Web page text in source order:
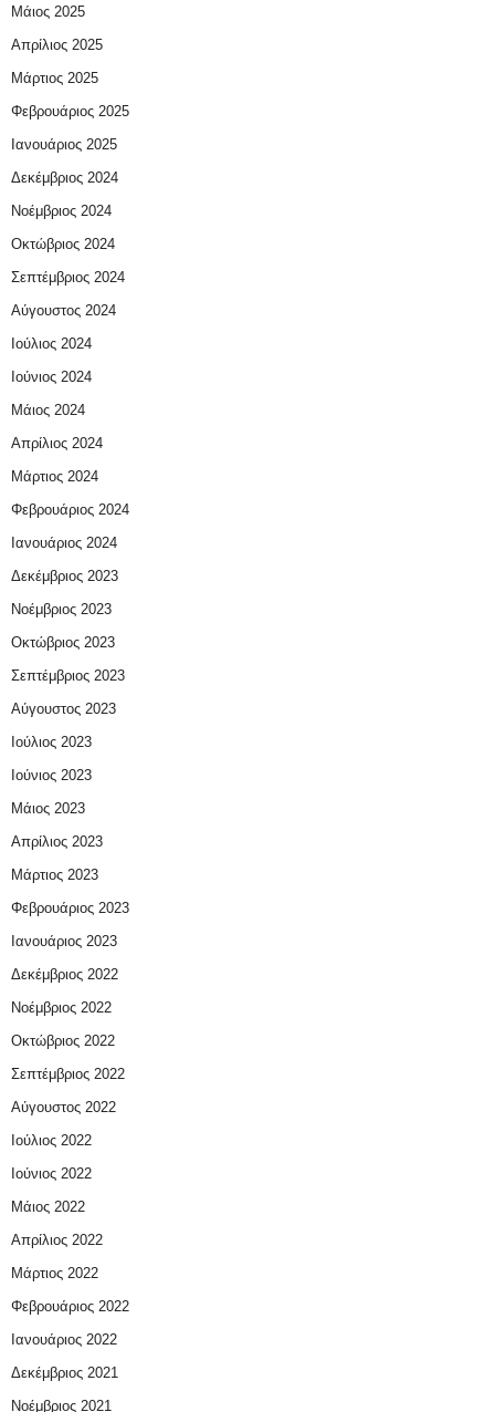
Μάιος 2025
Απρίλιος 2025
Μάρτιος 2025
Φεβρουάριος 2025
Ιανουάριος 2025
Δεκέμβριος 2024
Νοέμβριος 2024
Οκτώβριος 2024
Σεπτέμβριος 2024
Αύγουστος 2024
Ιούλιος 2024
Ιούνιος 2024
Μάιος 2024
Απρίλιος 2024
Μάρτιος 2024
Φεβρουάριος 2024
Ιανουάριος 2024
Δεκέμβριος 2023
Νοέμβριος 2023
Οκτώβριος 2023
Σεπτέμβριος 2023
Αύγουστος 2023
Ιούλιος 2023
Ιούνιος 2023
Μάιος 2023
Απρίλιος 2023
Μάρτιος 2023
Φεβρουάριος 2023
Ιανουάριος 2023
Δεκέμβριος 2022
Νοέμβριος 2022
Οκτώβριος 2022
Σεπτέμβριος 2022
Αύγουστος 2022
Ιούλιος 2022
Ιούνιος 2022
Μάιος 2022
Απρίλιος 2022
Μάρτιος 2022
Φεβρουάριος 2022
Ιανουάριος 2022
Δεκέμβριος 2021
Νοέμβριος 2021